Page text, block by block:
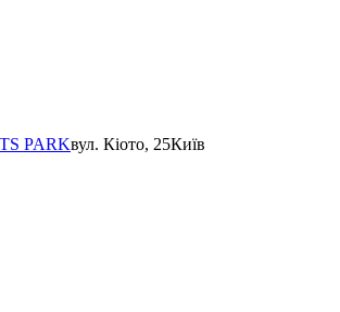
PARKвул. Кіото, 25Київ